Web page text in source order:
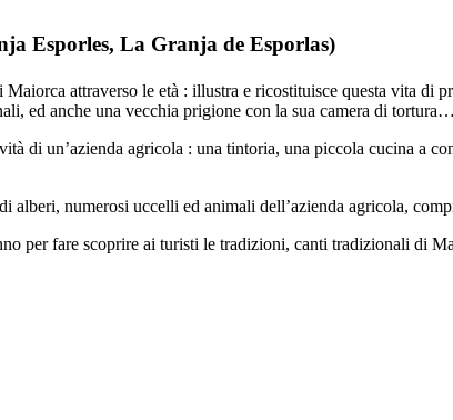
Esporles, La Granja de Esporlas)
attraverso le età : illustra e ricostituisce questa vita di
ed anche una vecchia prigione con la sua camera di tortura…
di un’azienda agricola : una tintoria, una piccola cucina a
alberi, numerosi uccelli ed animali dell’azienda agricola,
per fare scoprire ai turisti le tradizioni, canti tradizionali di